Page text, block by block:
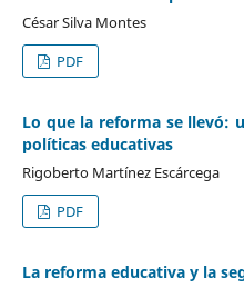
César Silva Montes
PDF
Lo que la reforma se llevó:
políticas educativas
Rigoberto Martínez Escárcega
PDF
La reforma educativa y la